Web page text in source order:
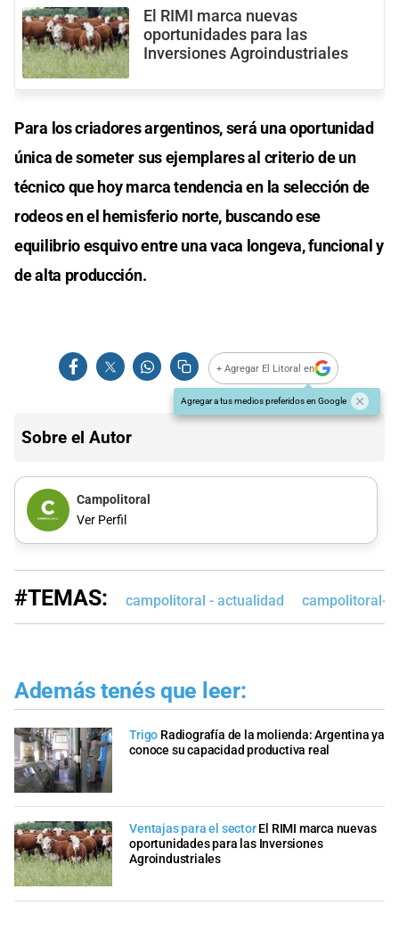
El RIMI marca nuevas
oportunidades para las
Inversiones Agroindustriales
Para los criadores argentinos, será una oportunidad
única de someter sus ejemplares al criterio de un
técnico que hoy marca tendencia en la selección de
rodeos en el hemisferio norte, buscando ese
equilibrio esquivo entre una vaca longeva, funcional y
de alta producción.
+ Agregar El Litoral en
Agregar a tus medios preferidos en Google
Sobre el Autor
Campolitoral
Ver Perfil
#TEMAS: campolitoral - actualidad campolitoral-
Además tenés que leer:
Trigo Radiografía de la molienda: Argentina ya
conoce su capacidad productiva real
Ventajas para el sector El RIMI marca nuevas
oportunidades para las Inversiones
Agroindustriales